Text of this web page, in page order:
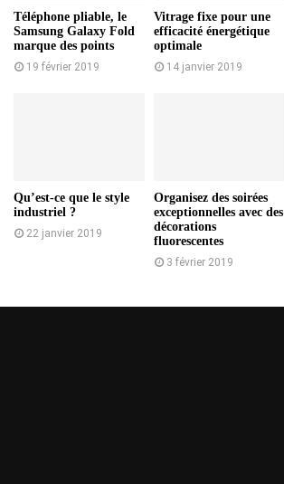
Téléphone pliable, le
Samsung Galaxy Fold
marque des points
19 février 2019
Vitrage fixe pour une
efficacité énergétique
optimale
14 janvier 2019
Qu’est-ce que le style
industriel ?
22 janvier 2019
Organisez des soirées
exceptionnelles avec des
décorations
fluorescentes
3 février 2019